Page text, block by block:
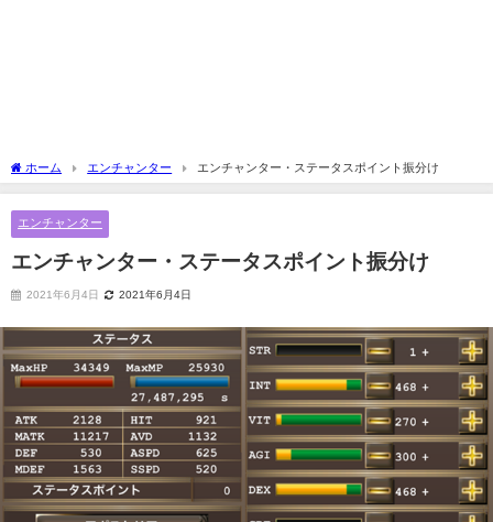
ホーム エンチャンター エンチャンター・ステータスポイント振分け
エンチャンター
エンチャンター・ステータスポイント振分け
2021年6月4日 2021年6月4日